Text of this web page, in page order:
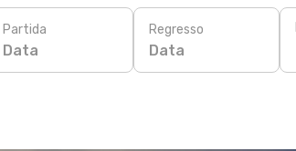
Partida
Data
Regresso
Data